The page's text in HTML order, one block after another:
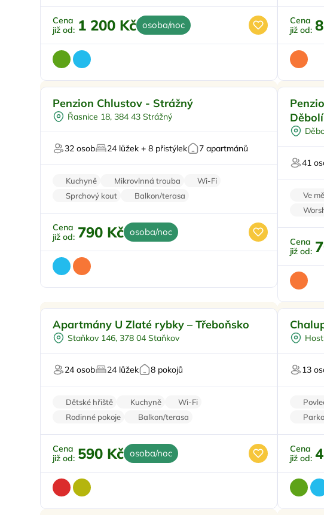
Cena
již od: 1 200 Kč osoba/noc
Cena
již od:
Dětské hřiště
Sauna
U lesa
Penzion Chlustov - Strážný
Řasnice 18, 384 43 Strážný
32 osob 24 lůžek + 8 přistýlek 7 apartmánů
Kuchyně Mikrovlnná trouba
Wi-Fi
Sprchový kout
Balkon/terasa
Cena
již od: 790 Kč osoba/noc
Pro
Pro
41
Ve
Cena
již od:
Koupací sud
Vířivka
U vody
Apartmány U Zlaté rybky – Třeboňsko
Staňkov 146, 378 04 Staňkov
24 osob 24 lůžek 8 pokojů
Dětské hřiště Kuchyně
Wi-Fi
Rodinné pokoje
Balkon/terasa
Cena
již od: 590 Kč osoba/noc
U
13
Cena
již od: